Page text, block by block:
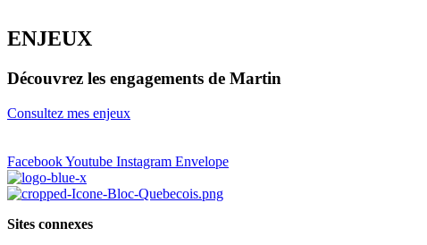
ENJEUX
Découvrez les engagements de Martin
Consultez mes enjeux
FacebookYoutube Instagram Envelope
Sites connexes